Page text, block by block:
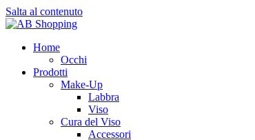
Salta al contenuto
Home
Occhi
Prodotti
Make-Up
Labbra
Viso
Cura del Viso
Accessori